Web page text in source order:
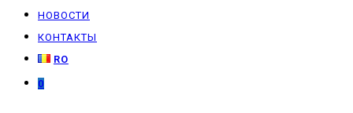
НОВОСТИ
КОНТАКТЫ
RO
0